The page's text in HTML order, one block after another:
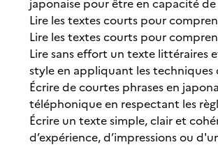
japonaise pour être en capacité
Lire les textes courts pour
Lire les textes courts pour
Lire sans effort un texte littéraires
style en appliquant les techniques
Écrire de courtes phrases en
téléphonique en respectant les
Écrire un texte simple, clair et
d’expérience, d’impressions ou